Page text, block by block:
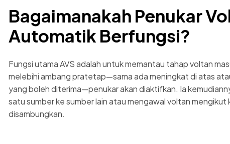
Bagaimanakah Penukar
Automatik Berfungsi?
Fungsi utama AVS adalah untuk memantau tahap voltan
melebihi ambang pratetap—sama ada meningkat di atas
yang boleh diterima—penukar akan diaktifkan. Ia
satu sumber ke sumber lain atau mengawal voltan
disambungkan.